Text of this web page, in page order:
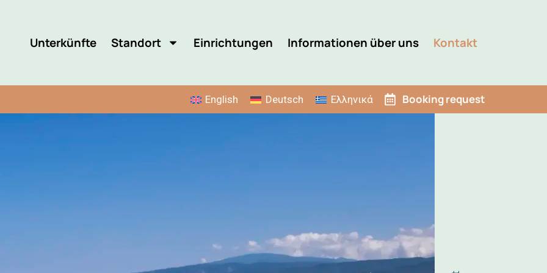
Unterkünfte Standort Einrichtungen Informationen über uns Kontakt
English Deutsch Ελληνικά Booking request